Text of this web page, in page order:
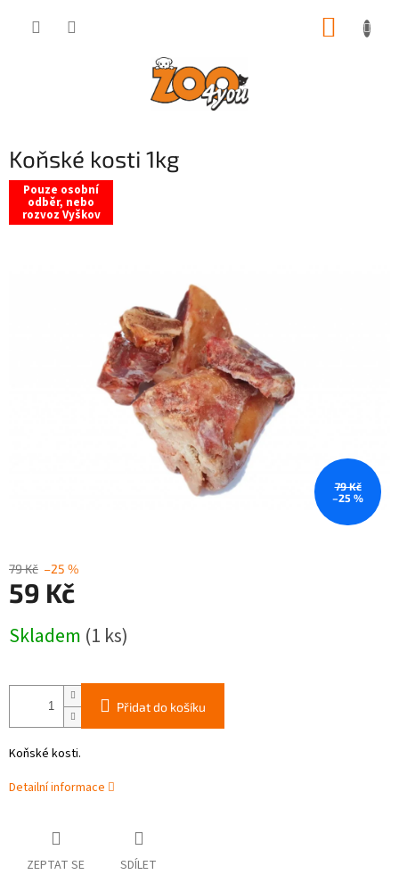
Koňské kosti 1kg
Pouze osobní
odběr, nebo
rozvoz Vyškov
79 Kč
–25 %
79 Kč –25 %
59 Kč
cena:
Skladem (1 ks)
Přidat do košíku
Koňské kosti.
Detailní informace
ZEPTAT SE SDÍLET